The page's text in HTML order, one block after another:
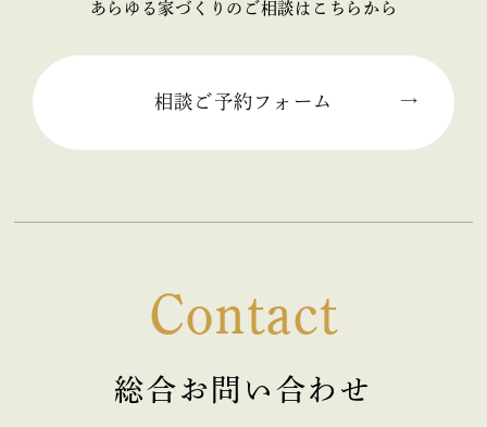
あらゆる家づくりのご相談はこちらから
相談ご予約フォーム
Contact
総合お問い合わせ